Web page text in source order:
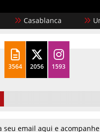
Um Filme Minecraft
3564 2056 1593
seu email aqui e acompanhe